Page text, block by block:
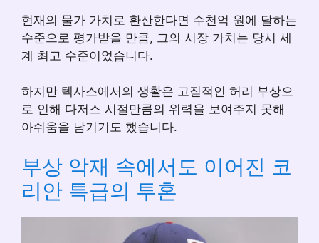
현재의 물가 가치로 환산한다면 수천억 원에 달하는
수준으로 평가받을 만큼, 그의 시장 가치는 당시 세
계 최고 수준이었습니다.
하지만 텍사스에서의 생활은 고질적인 허리 부상으
로 인해 다저스 시절만큼의 위력을 보여주지 못해
아쉬움을 남기기도 했습니다.
부상 악재 속에서도 이어진 코
리안 특급의 투혼